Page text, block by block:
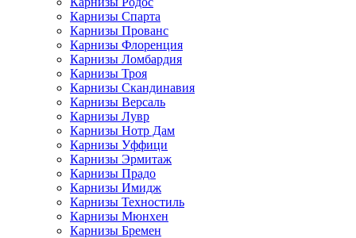
Карнизы Спарта
Карнизы Прованс
Карнизы Флоренция
Карнизы Ломбардия
Карнизы Троя
Карнизы Скандинавия
Карнизы Версаль
Карнизы Лувр
Карнизы Нотр Дам
Карнизы Уффици
Карнизы Эрмитаж
Карнизы Прадо
Карнизы Имидж
Карнизы Техностиль
Карнизы Мюнхен
Карнизы Бремен